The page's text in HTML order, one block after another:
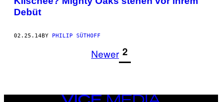
Debüt
02.25.14BY PHILIP SÜTHOFF
Newer 1
2
VICE